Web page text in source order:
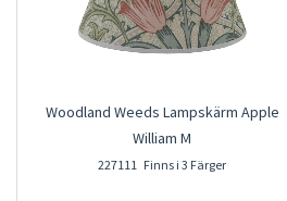
Woodland Weeds Lampskärm Apple
William M
227111 Finns i 3 Färger